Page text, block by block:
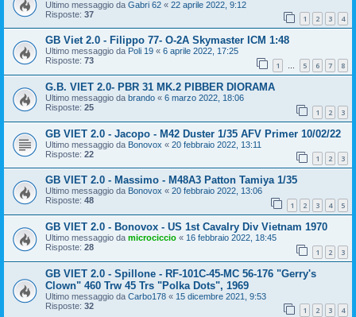
Ultimo messaggio da Gabri 62 « 22 aprile 2022, 9:12
Risposte: 37 1 2 3 4
GB Viet 2.0 - Filippo 77- O-2A Skymaster ICM 1:48
Ultimo messaggio da Poli 19 « 6 aprile 2022, 17:25
Risposte: 73 1 … 5 6 7 8
G.B. VIET 2.0- PBR 31 MK.2 PIBBER DIORAMA
Ultimo messaggio da brando « 6 marzo 2022, 18:06
Risposte: 25 1 2 3
GB VIET 2.0 - Jacopo - M42 Duster 1/35 AFV Primer 10/02/22
Ultimo messaggio da Bonovox « 20 febbraio 2022, 13:11
Risposte: 22 1 2 3
GB VIET 2.0 - Massimo - M48A3 Patton Tamiya 1/35
Ultimo messaggio da Bonovox « 20 febbraio 2022, 13:06
Risposte: 48 1 2 3 4 5
GB VIET 2.0 - Bonovox - US 1st Cavalry Div Vietnam 1970
Ultimo messaggio da microciccio « 16 febbraio 2022, 18:45
Risposte: 28 1 2 3
GB VIET 2.0 - Spillone - RF-101C-45-MC 56-176 "Gerry's
Clown" 460 Trw 45 Trs "Polka Dots", 1969
Ultimo messaggio da Carbo178 « 15 dicembre 2021, 9:53
Risposte: 32 1 2 3 4